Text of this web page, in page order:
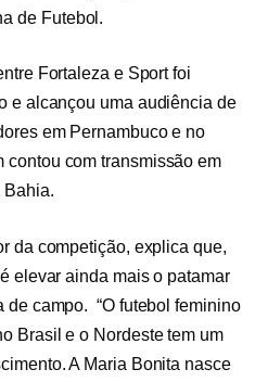
de Futebol.
Fortaleza e Sport foi
e alcançou uma audiência de
em Pernambuco e no
contou com transmissão em
Bahia.
da competição, explica que,
elevar ainda mais o patamar
de campo. “O futebol feminino
Brasil e o Nordeste tem um
A Maria Bonita nasce